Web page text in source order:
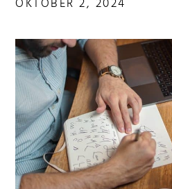
OKTOBER 2, 2024